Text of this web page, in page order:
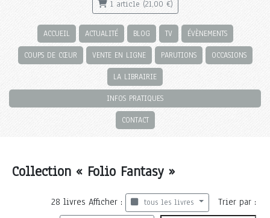
1 article (21,00 €)
ACCUEIL ACTUALITÉ BLOG TV ÉVÈNEMENTS
COUPS DE CŒUR VENTE EN LIGNE PARUTIONS OCCASIONS
LA LIBRAIRIE
INFOS PRATIQUES
CONTACT
Collection « Folio Fantasy »
28 livresAfficher : tous les livres Trier par :